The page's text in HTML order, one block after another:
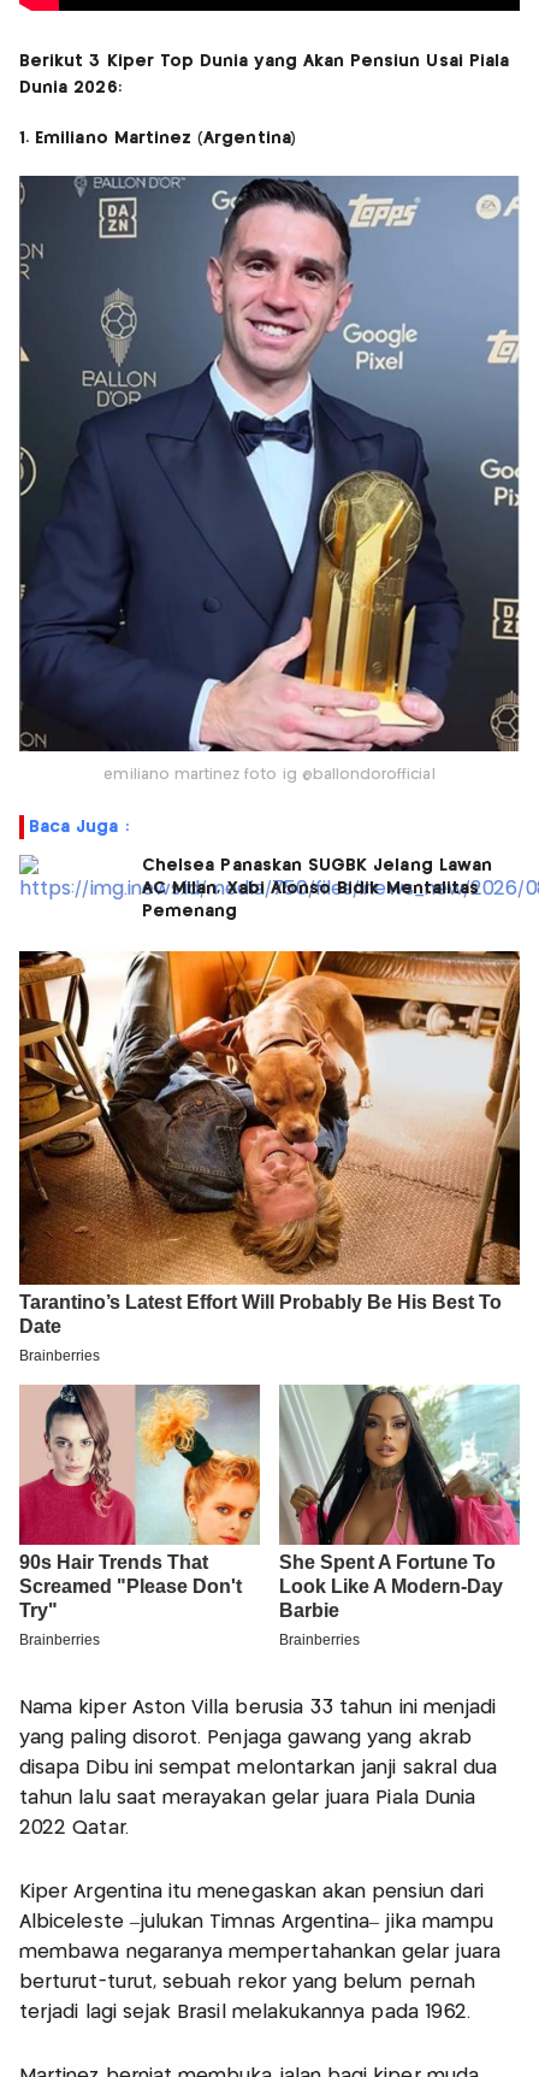
Berikut 3 Kiper Top Dunia yang Akan Pensiun Usai Piala
Dunia 2026:
1. Emiliano Martinez (Argentina)
emiliano martinez foto ig @ballondorofficial
Baca Juga :
Chelsea Panaskan SUGBK Jelang Lawan
AC Milan, Xabi Alonso Bidik Mentalitas
Pemenang
Nama kiper Aston Villa berusia 33 tahun ini menjadi
yang paling disorot. Penjaga gawang yang akrab
disapa Dibu ini sempat melontarkan janji sakral dua
tahun lalu saat merayakan gelar juara Piala Dunia
2022 Qatar.
Kiper Argentina itu menegaskan akan pensiun dari
Albiceleste –julukan Timnas Argentina– jika mampu
membawa negaranya mempertahankan gelar juara
berturut-turut, sebuah rekor yang belum pernah
terjadi lagi sejak Brasil melakukannya pada 1962.